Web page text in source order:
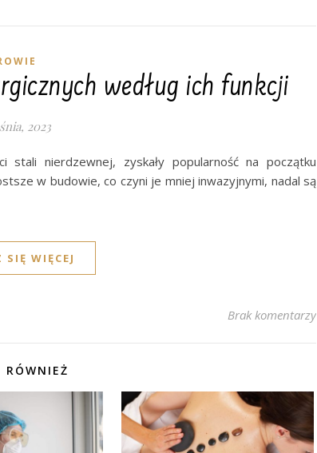
według ich funkcji
2023
stali nierdzewnej, zyskały popularność na początku
w budowie, co czyni je mniej inwazyjnymi, nadal są
WIĘCEJ
Brak komentarzy
RÓWNIEŻ